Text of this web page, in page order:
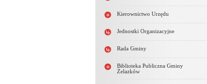
Kierownictwo Urzędu
Jednostki Organizacyjne
Rada Gminy
Biblioteka Publiczna Gminy
Żelazków